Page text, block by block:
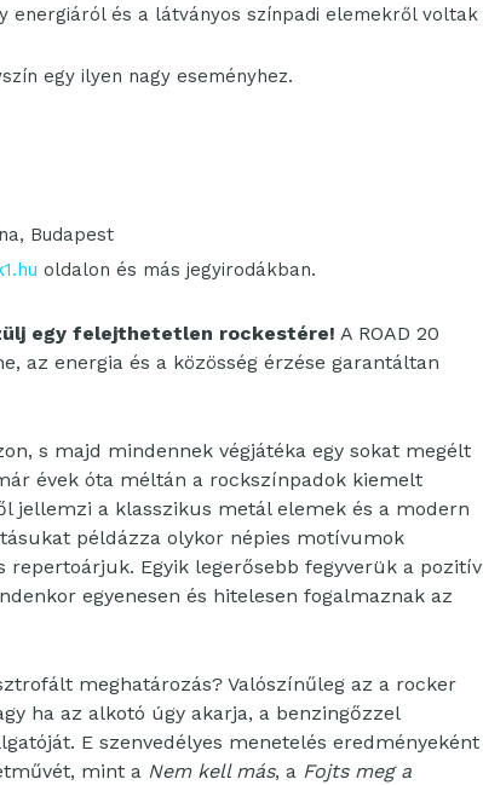
energiáról és a látványos színpadi elemekről voltak
egy ilyen nagy eseményhez.
Budapest
oldalon és más jegyirodákban.
egy felejthetetlen rockestére! A ROAD 20
az energia és a közösség érzése garantáltan
s majd mindennek végjátéka egy sokat megélt
évek óta méltán a rockszínpadok kiemelt
jellemzi a klasszikus metál elemek és a modern
példázza olykor népies motívumok
repertoárjuk. Egyik legerősebb fegyverük a pozitív
egyenesen és hitelesen fogalmaznak az
meghatározás? Valószínűleg az a rocker
ha az alkotó úgy akarja, a benzingőzzel
E szenvedélyes menetelés eredményeként
mint a Nem kell más, a Fojts meg a